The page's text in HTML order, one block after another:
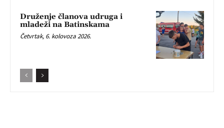
Druženje članova udruga i
mladeži na Batinskama
Četvrtak, 6. kolovoza 2026.